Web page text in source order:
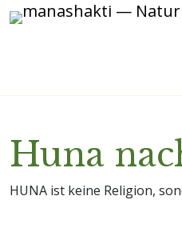
Huna
HUNA ist keine Religion,